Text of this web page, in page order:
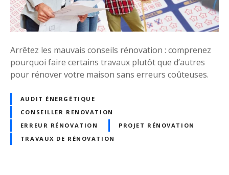
t
c
o
f
o
r
e
s
?
i
t
r
n
o
v
t
i
o
n
Arrêtez les mauvais conseils rénovation : comprenez
pourquoi faire certains travaux plutôt que d’autres
pour rénover votre maison sans erreurs coûteuses.
AUDIT ÉNERGÉTIQUE
CONSEILLER RENOVATION
ERREUR RÉNOVATION
PROJET RÉNOVATION
TRAVAUX DE RÉNOVATION